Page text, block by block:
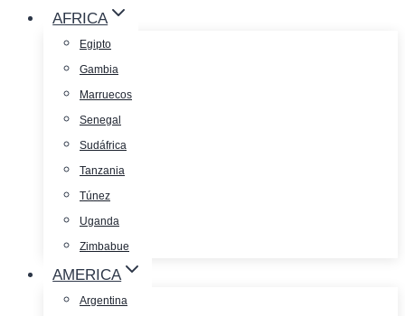
AFRICA
Egipto
Gambia
Marruecos
Senegal
Sudáfrica
Tanzania
Túnez
Uganda
Zimbabue
AMERICA
Argentina